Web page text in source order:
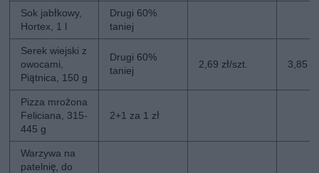
Sok jabłkowy,
Hortex, 1 l
Drugi 60%
taniej
Serek wiejski z
owocami,
Piątnica, 150 g
Drugi 60%
taniej
2,69 zł/szt. 3,85
Pizza mrożona
Feliciana, 315-
445 g
2+1 za 1 zł
Warzywa na
patelnię, do